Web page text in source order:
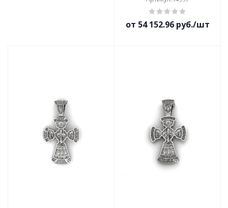
от 54 152.96 руб./шт